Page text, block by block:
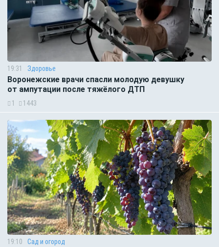
19:31 Здоровье
Воронежские врачи спасли молодую девушку
от ампутации после тяжёлого ДТП
1 1443
19:10 Сад и огород